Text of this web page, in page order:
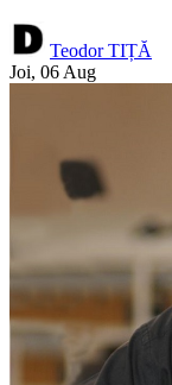
Teodor TIȚĂ
Joi, 06 Aug